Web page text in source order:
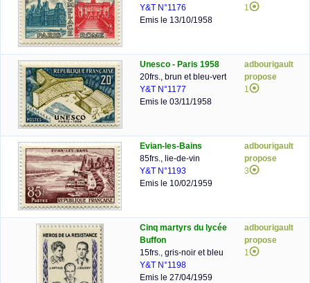
Y&T N°1176
Emis le 13/10/1958
1
Unesco - Paris 1958
20frs., brun et bleu-vert
Y&T N°1177
Emis le 03/11/1958
adbourigault
propose
1
Evian-les-Bains
85frs., lie-de-vin
Y&T N°1193
Emis le 10/02/1959
adbourigault
propose
3
Cinq martyrs du lycée
Buffon
15frs., gris-noir et bleu
Y&T N°1198
Emis le 27/04/1959
adbourigault
propose
1